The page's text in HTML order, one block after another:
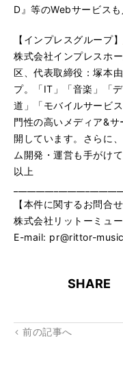
D』等のWebサービスも
【インプレスグループ】
株式会社インプレスホ
区、代表取締役：塚本
プ。「IT」「音楽」「
道」「モバイルサービ
門性の高いメディア&
開しています。さらに
ム開発・運営も手がけて
以上
【本件に関するお問合せ
株式会社リットーミュ
E-mail: pr@rittor-
SHARE
前の記事へ